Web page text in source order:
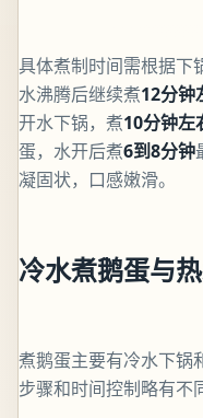
具体煮制时间需根据下
水沸腾后继续煮12分钟
开水下锅，煮10分钟左
蛋，水开后煮6到8分钟
凝固状，口感嫩滑。
冷水煮鹅蛋与
煮鹅蛋主要有冷水下锅
步骤和时间控制略有不